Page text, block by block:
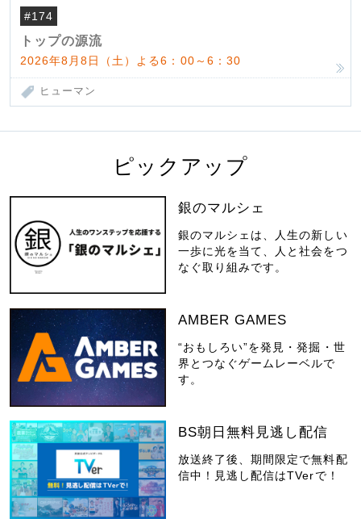
米国駐在でも浮かんだ八ヶ岳 山小屋を営
んだ父母
#174
トップの源流
2026年8月8日（土）よる6：00～6：30
ヒューマン
ピックアップ
銀のマルシェ
銀のマルシェは、人生の新しい
一歩に光を当て、人と社会をつ
なぐ取り組みです。
AMBER GAMES
“おもしろい”を発見・発掘・世
界とつなぐゲームレーベルで
す。
BS朝日無料見逃し配信
放送終了後、期間限定で無料配
信中！見逃し配信はTVerで！